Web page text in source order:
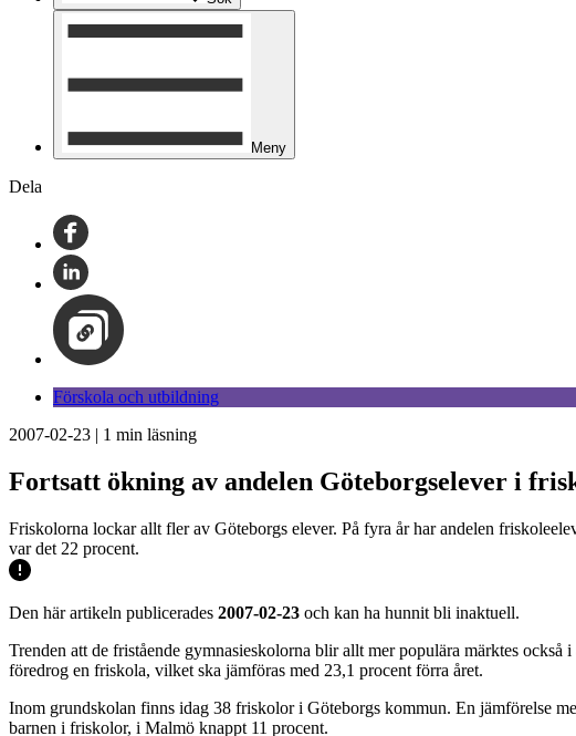
Meny
Dela
Förskola och utbildning
2007-02-23 | 1 min läsning
Fortsatt ökning av andelen Göteborgselever i
Friskolorna lockar allt fler av Göteborgs elever. På fyra år har andelen
var det 22 procent.
Den här artikeln publicerades 2007-02-23 och kan ha hunnit bli inaktuell.
Trenden att de fristående gymnasieskolorna blir allt mer populära märktes
föredrog en friskola, vilket ska jämföras med 23,1 procent förra året.
Inom grundskolan finns idag 38 friskolor i Göteborgs kommun. En jämförelse
barnen i friskolor, i Malmö knappt 11 procent.